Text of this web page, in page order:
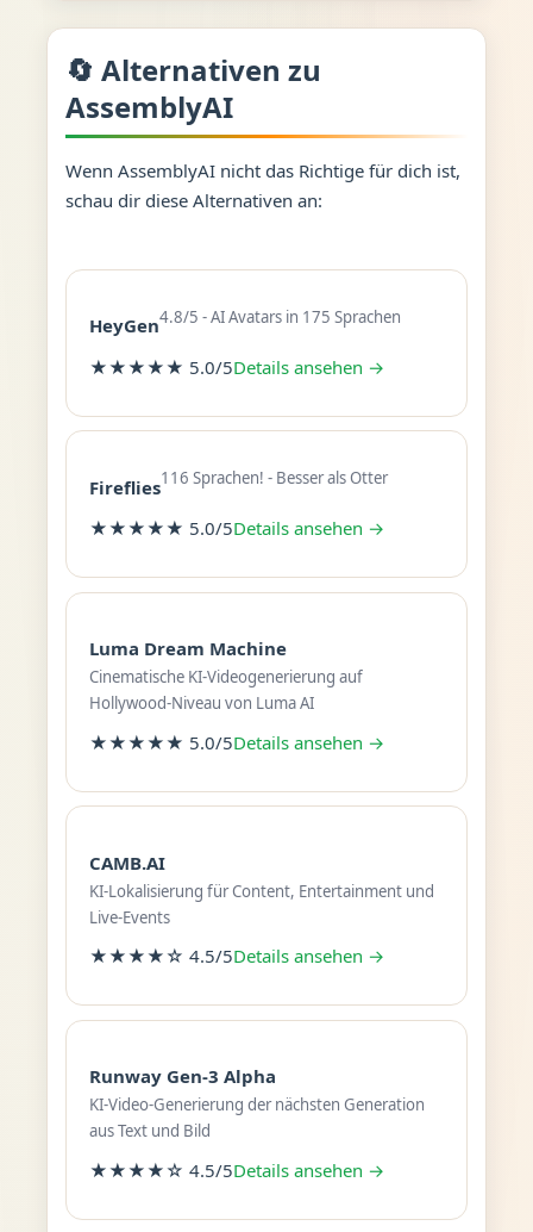
🔄 Alternativen zu
AssemblyAI
Wenn AssemblyAI nicht das Richtige für dich ist,
schau dir diese Alternativen an:
HeyGen4.8/5 - AI Avatars in 175 Sprachen
★★★★★ 5.0/5Details ansehen →
Fireflies116 Sprachen! - Besser als Otter
★★★★★ 5.0/5Details ansehen →
Luma Dream Machine
Cinematische KI-Videogenerierung auf
Hollywood-Niveau von Luma AI
★★★★★ 5.0/5Details ansehen →
CAMB.AI
KI-Lokalisierung für Content, Entertainment und
Live-Events
★★★★☆ 4.5/5Details ansehen →
Runway Gen-3 Alpha
KI-Video-Generierung der nächsten Generation
aus Text und Bild
★★★★☆ 4.5/5Details ansehen →